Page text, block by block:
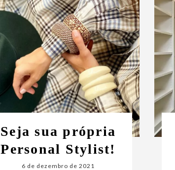
Seja sua própria
Personal Stylist!
6 de dezembro de 2021